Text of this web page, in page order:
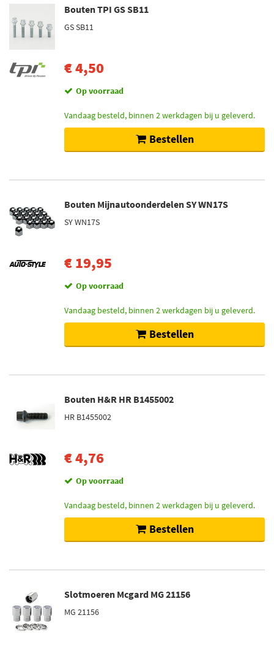
Bouten TPI GS SB11
GS SB11
€ 4,50
Op voorraad
Vandaag besteld, binnen 2 werkdagen bij u geleverd.
Bestellen
Bouten Mijnautoonderdelen SY WN17S
SY WN17S
€ 19,95
Op voorraad
Vandaag besteld, binnen 2 werkdagen bij u geleverd.
Bestellen
Bouten H&R HR B1455002
HR B1455002
€ 4,76
Op voorraad
Vandaag besteld, binnen 2 werkdagen bij u geleverd.
Bestellen
Slotmoeren Mcgard MG 21156
MG 21156